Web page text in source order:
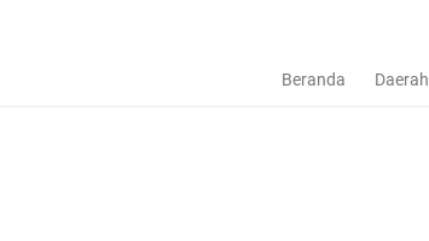
Beranda Daerah